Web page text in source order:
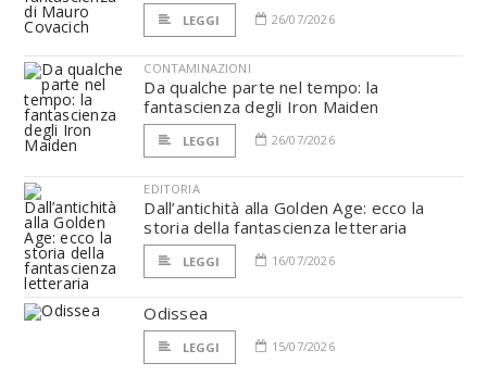
LEGGI 26/07/2026
CONTAMINAZIONI
Da qualche parte nel tempo: la
fantascienza degli Iron Maiden
LEGGI 26/07/2026
EDITORIA
Dall’antichità alla Golden Age: ecco la
storia della fantascienza letteraria
LEGGI 16/07/2026
Odissea
LEGGI 15/07/2026